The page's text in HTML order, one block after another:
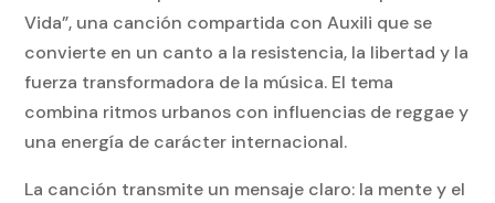
Vida”, una canción compartida con Auxili que se
convierte en un canto a la resistencia, la libertad y la
fuerza transformadora de la música. El tema
combina ritmos urbanos con influencias de reggae y
una energía de carácter internacional.
La canción transmite un mensaje claro: la mente y el